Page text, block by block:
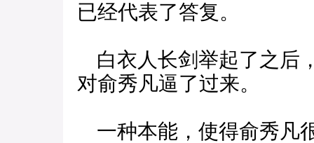
已经代表了答复。
白衣人长剑举起了之后
对俞秀凡逼了过来。
一种本能，使得俞秀凡